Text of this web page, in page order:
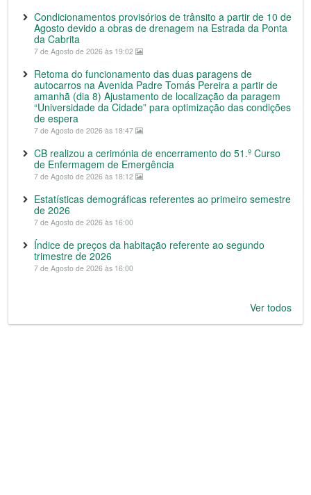
Condicionamentos provisórios de trânsito a partir de 10 de
Agosto devido a obras de drenagem na Estrada da Ponta
da Cabrita
7 de Agosto de 2026 às 19:02
Retoma do funcionamento das duas paragens de
autocarros na Avenida Padre Tomás Pereira a partir de
amanhã (dia 8) Ajustamento de localização da paragem
“Universidade da Cidade” para optimização das condições
de espera
7 de Agosto de 2026 às 18:47
CB realizou a cerimónia de encerramento do 51.º Curso
de Enfermagem de Emergência
7 de Agosto de 2026 às 18:12
Estatísticas demográficas referentes ao primeiro semestre
de 2026
7 de Agosto de 2026 às 16:00
Índice de preços da habitação referente ao segundo
trimestre de 2026
7 de Agosto de 2026 às 16:00
Ver todos